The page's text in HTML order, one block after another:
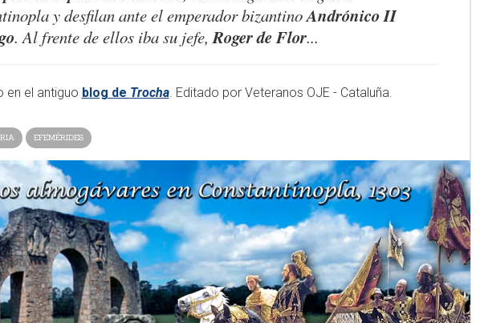
y desfilan ante el emperador bizantinoAndrónico II
. Al frente de ellos iba su jefe,Roger de Flor...
en el antiguo blog de Trocha. Editado por Veteranos OJE - Cataluña.
EFEMÉRIDES